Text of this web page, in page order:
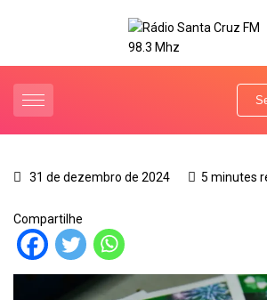
31 de dezembro de 2024 5 minutes
Compartilhe